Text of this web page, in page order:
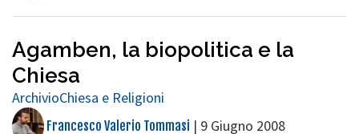
Agamben, la biopolitica e la
Chiesa
ArchivioChiesa e Religioni
Francesco Valerio Tommasi | 9 Giugno 2008